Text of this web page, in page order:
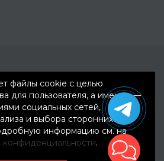
файлы cookie с целью
для пользователя, а именно —
социальных сетей,
и выбора сторонних
информацию см. на
конфиденциальности.